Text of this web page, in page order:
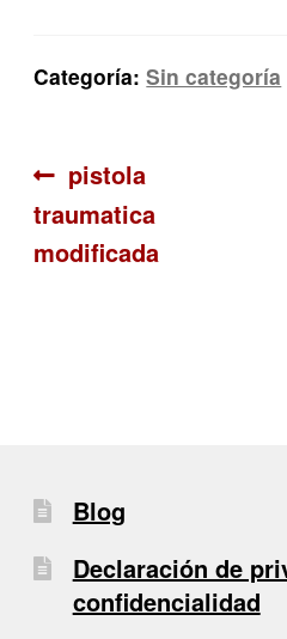
Categoría:Sin categoría
Navegación
de
Anterior:
pistola
traumatica
modificada
Blog
Declaración de
confidencialidad